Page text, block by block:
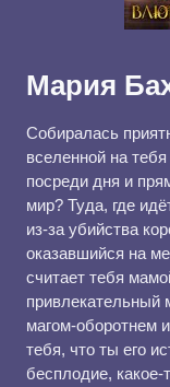
Мария
Собиралась
вселенной на
посреди дня и
мир? Туда, где
из-за убийства
оказавшийся на
считает тебя
привлекательный
магом-оборотнем
тебя, что ты его
бесплодие,